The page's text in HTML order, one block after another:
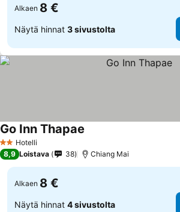
Alkaen 8 €
Näytä hinnat 3 sivustolta
2 Tähtiluokitus
Hotelli
Go Inn Thapae
8,9 Loistava 38 Chiang Mai
Alkaen 8 €
Näytä hinnat 4 sivustolta